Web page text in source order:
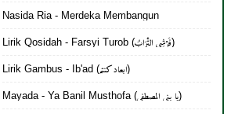
Nasida Ria - Merdeka Membangun
Lirik Qosidah - Farsyi Turob (فَرْشِي التُّرَابُ)
Lirik Gambus - Ib'ad (ابعاد كنتم)
Mayada - Ya Banil Musthofa (يا بنی المصطفی)